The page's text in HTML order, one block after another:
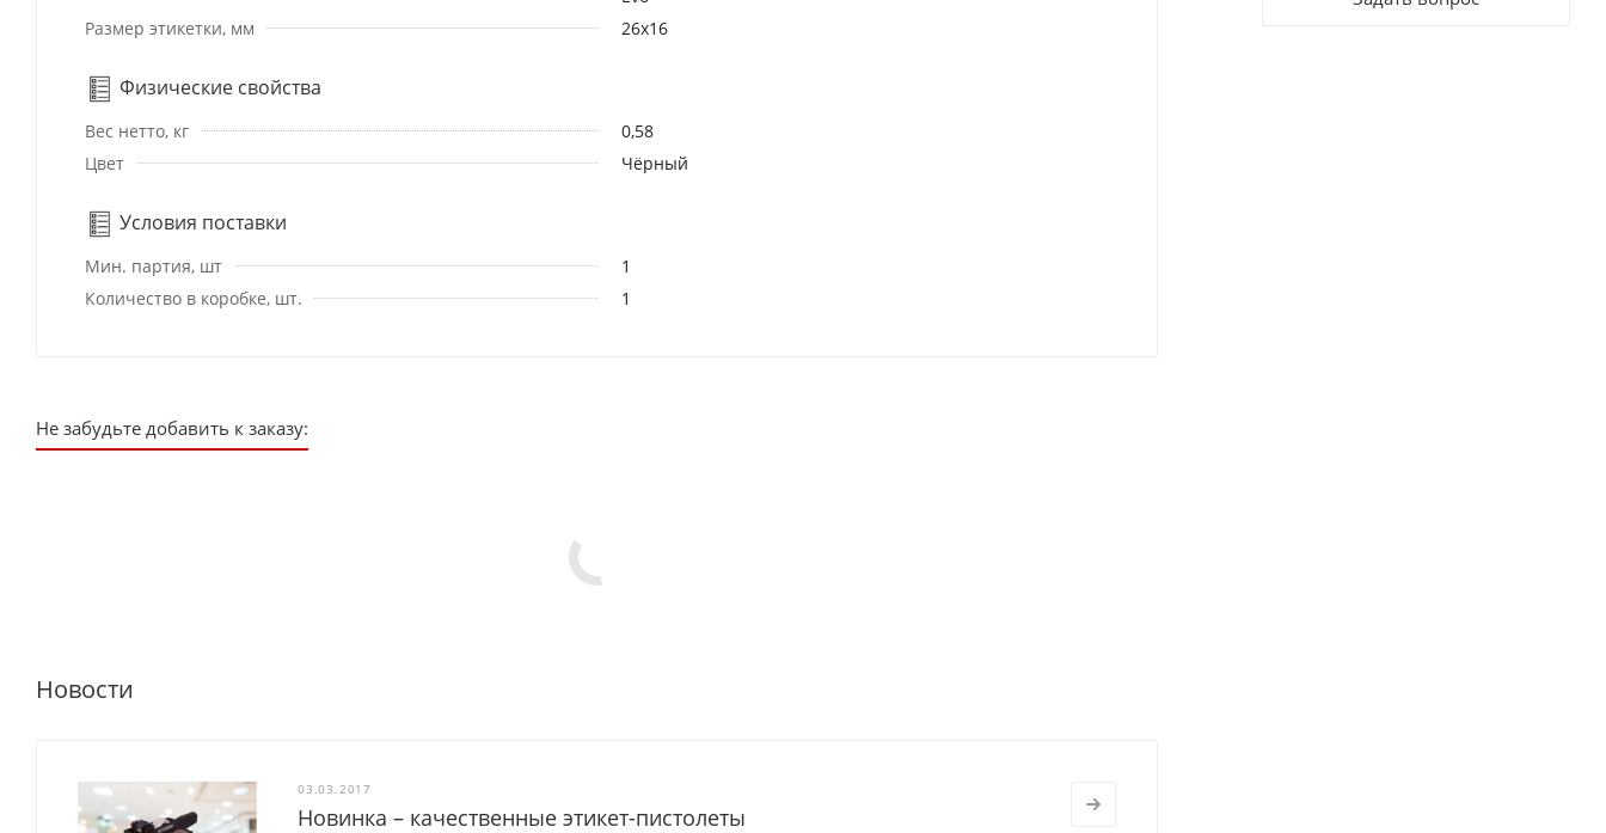
Размер этикетки, мм
26x16
Физические свойства
Вес нетто, кг
0,58
Цвет
Чёрный
Условия поставки
Мин. партия, шт
1
Количество в коробке, шт.
1
Не забудьте добавить к заказу:
Новости
03.03.2017
Новинка – качественные этикет-пистолеты